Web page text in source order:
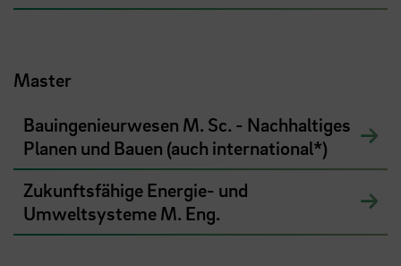
Master
Bauingenieurwesen M. Sc. - Nachhaltiges
Planen und Bauen (auch international*)
Zukunftsfähige Energie- und
Umweltsysteme M. Eng.